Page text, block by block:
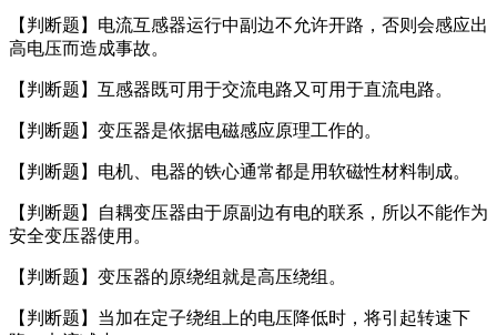
【判断题】电流互感器运行中副边不允许开路，否则会感应出
高电压而造成事故。
【判断题】互感器既可用于交流电路又可用于直流电路。
【判断题】变压器是依据电磁感应原理工作的。
【判断题】电机、电器的铁心通常都是用软磁性材料制成。
【判断题】自耦变压器由于原副边有电的联系，所以不能作为
安全变压器使用。
【判断题】变压器的原绕组就是高压绕组。
【判断题】当加在定子绕组上的电压降低时，将引起转速下